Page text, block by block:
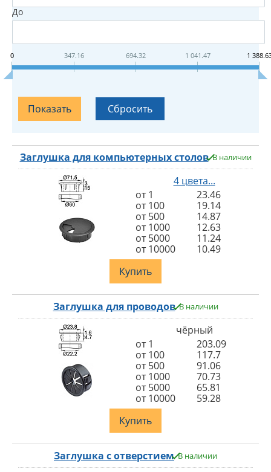
До
0 347.16 694.32 1 041.47 1
Заглушка для компьютерных столов В наличии
4 цвета...
от 1
23.46
от 100
19.14
от 500
14.87
от 1000
12.63
от 5000
11.24
от 10000
10.49
Купить
Заглушка для проводов В наличии
чёрный
от 1
203.09
от 100
117.7
от 500
91.06
от 1000
70.73
от 5000
65.81
от 10000
59.28
Купить
Заглушка с отверстием В наличии